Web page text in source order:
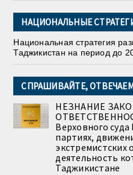
НАЦИОНАЛЬНЫЕ
Национальная стратегия
Таджикистан на период до
СПРАШИВАЙТЕ,
НЕЗНАНИЕ
Верховного
партиях,
экстремистских
деятельность
Таджикистане